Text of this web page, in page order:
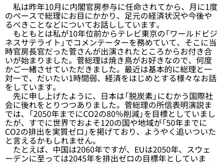
私は昨年10月に内閣官房参与に任命されてから、月に1度
のペースで総理にお目にかかり、足元の経済状況や今後や
るべきことなどについてお話ししています。
もともとは私が10年位前からテレビ東京の「ワールドビジ
ネスサテライト」でコメンテーターを務めていて、そこに当
時官房長官だった菅さんが出演されたところからお付き合
いが始まりました。菅総理は焼き鳥がお好きなので、何度
かご一緒させていただきました。最近は基本的に総理と一
対一で、だいたい1時間弱、経済をはじめとする様々なお話
をしています。
先に申し上げたように、日本は「脱炭素」にむかう国際社
会に後れをとりつつありました。菅総理の所信表明演説ま
では、「2050年までにCO2の80％削減」を目標としていまし
たが、すでに世界でおよそ120の国や地域が「50年までに
CO2の排出を実質ゼロ」を掲げており、ようやく追いついた
と言えるかもしれません。
たとえば、中国は2060年ですが、EUは2050年、スウェ
ーデンに至っては2045年を排出ゼロの目標年としていま